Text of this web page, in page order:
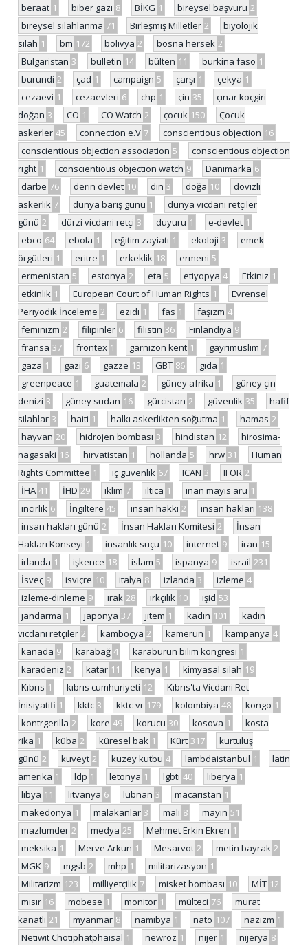
beraat 1 biber gazı 8 BİKG 1 bireysel başvuru 2
bireysel silahlanma 71 Birleşmiş Milletler 2
biyolojik
silah 1 bm 172 bolivya 2 bosna hersek 2
Bulgaristan 3 bulletin 14 bülten 11 burkina faso 1
burundi 2 çad 1 campaign 5 çarşı 1 çekya 1
cezaevi 1 cezaevleri 6 chp 1 çin 35
çınar koçgiri
doğan 3 CO 1 CO Watch 2 çocuk 150
Çocuk
askerler 45 connection e.V 7 conscientious objection 16
conscientious objection association 5
conscientious objection
right 1 conscientious objection watch 9 Danimarka 6
darbe 76 derin devlet 10 din 3 doğa 10
dövizli
askerlik 7 dünya barış günü 1
dünya vicdani retçiler
günü 2 dürzi vicdani retçi 3 duyuru 1 e-devlet 1
ebco 64 ebola 1 eğitim zayiatı 1 ekoloji 3
emek
örgütleri 1 eritre 1 erkeklik 18 ermeni 5
ermenistan 5 estonya 2 eta 5 etiyopya 4 Etkiniz 1
etkinlik 1 European Court of Human Rights 1
Evrensel
Periyodik İnceleme 2 ezidi 1 fas 1 faşizm 4
feminizm 2 filipinler 6 filistin 36 Finlandiya 9
fransa 37 frontex 1 garnizon kent 1 gayrimüslim 7
gaza 1 gazi 6 gazze 13 GBT 86 gıda 1
greenpeace 1 guatemala 2 güney afrika 1
güney çin
denizi 3 güney sudan 16 gürcistan 2 güvenlik 35
hafif
silahlar 3 haiti 1 halkı askerlikten soğutma 1 hamas 2
hayvan 20 hidrojen bombası 3 hindistan 12
hirosima-
nagasaki 16 hırvatistan 1 hollanda 5 hrw 31
Human
Rights Committee 1 iç güvenlik 67 ICAN 3 IFOR 2
İHA 41 İHD 29 iklim 7 iltica 1 inan mayıs aru 1
incirlik 6 İngiltere 45 insan hakkı 2 insan hakları 138
insan hakları günü 2 İnsan Hakları Komitesi 2
İnsan
Hakları Konseyi 1 insanlık suçu 10 internet 9 iran 15
irlanda 1 işkence 18 islam 5 ispanya 9 israil 231
İsveç 9 isviçre 10 italya 8 izlanda 3 izleme 4
izleme-dinleme 9 ırak 28 ırkçılık 10 ışid 53
jandarma 1 japonya 37 jitem 1 kadın 101
kadın
vicdani retçiler 2 kamboçya 2 kamerun 1 kampanya 4
kanada 9 karabağ 4 karaburun bilim kongresi 1
karadeniz 2 katar 11 kenya 1 kimyasal silah 19
Kıbrıs 1 kıbrıs cumhuriyeti 12
Kıbrıs'ta Vicdani Ret
İnisiyatifi 1 kktc 3 kktc-vr 179 kolombiya 48 kongo 1
kontrgerilla 2 kore 49 korucu 30 kosova 1
kosta
rika 1 küba 2 küresel bak 1 Kürt 317
kurtuluş
günü 2 kuveyt 2 kuzey kutbu 4 lambdaistanbul 1
latin
amerika 1 ldp 1 letonya 1 lgbti 40 liberya 1
libya 11 litvanya 6 lübnan 3 macaristan 1
makedonya 1 malakanlar 3 mali 8 mayın 51
mazlumder 2 medya 25 Mehmet Erkin Ekren 1
meksika 1 Merve Arkun 1 Mesarvot 2 metin bayrak 2
MGK 9 mgsb 2 mhp 1 militarizasyon 1
Militarizm 123 milliyetçilik 7 misket bombası 10 MİT 12
mısır 16 mobese 1 monitor 1 mülteci 76
murat
kanatlı 21 myanmar 8 namibya 1 nato 107 nazizm 1
Netiwit Chotiphatphaisal 1 newroz 1 nijer 1 nijerya 8